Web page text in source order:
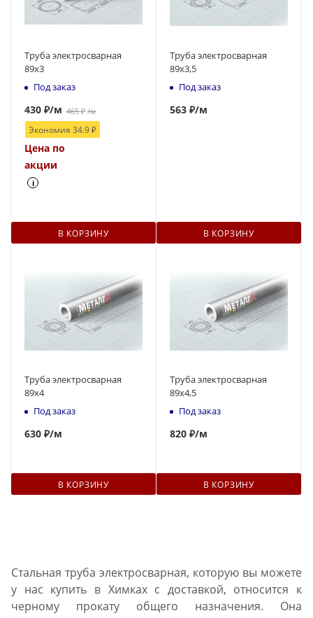
Труба электросварная
89x3
Под заказ
465₽ /м
430 ₽/м
Экономия 34.9₽
Цена по
акции
i
В КОРЗИНУ
Труба электросварная
89x3,5
Под заказ
563 ₽/м
В КОРЗИНУ
Труба электросварная
89x4
Под заказ
630 ₽/м
В КОРЗИНУ
Труба электросварная
89x4,5
Под заказ
820 ₽/м
В КОРЗИНУ
Стальная труба электросварная, которую вы можете
у нас купить в Химках с доставкой, относится к
черному прокату общего назначения. Она